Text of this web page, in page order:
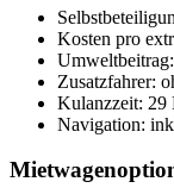
Kosten pro
Umweltbeitrag:
Zusatzfahrer:
Kulanzzeit: 29
Navigation: